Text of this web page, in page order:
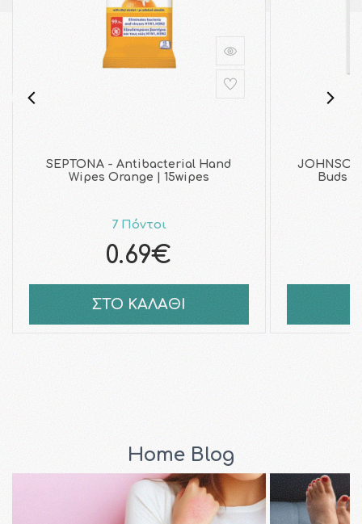
SEPTONA - Antibacterial Hand
Wipes Orange | 15wipes
7 Πόντοι
0.69€
ΣΤΟ ΚΑΛΑΘΙ
Buds
Home Blog